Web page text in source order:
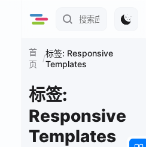
首
页
/标签: Responsive
Templates
标签:
Responsive
Templates